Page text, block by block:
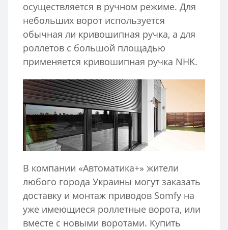
осуществляется в ручном режиме. Для
небольших ворот используется
обычная ли кривошипная ручка, а для
роллетов с большой площадью
применяется кривошипная ручка NHK.
В компании «Автоматика+» жители
любого города Украины могут заказать
доставку и монтаж приводов Somfy на
уже имеющиеся роллетные ворота, или
вместе с новыми воротами. Купить